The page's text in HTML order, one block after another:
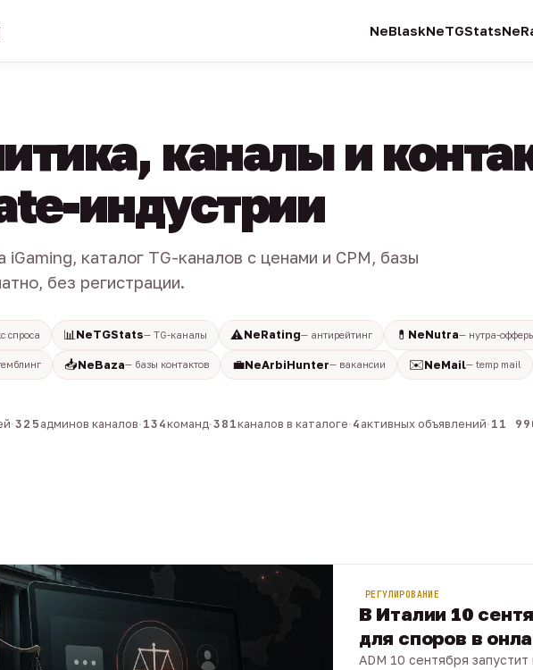
NeBlaskNeTGStats
каналы и
индустрии
iGaming, каталог TG-каналов с ценами и CPM, базы
без регистрации.
спроса 📊 NeTGStats— TG-каналы ⚠️NeRating— антирейтинг 💊 NeNutra— нутра-
📥NeBaza— базы контактов 💼NeArbiHunter— вакансии ✉️NeMail— temp mail
·325админов каналов·134команд·381каналов в каталоге·4активных объявлений·11 990
РЕГУЛИРОВАНИЕ
В Италии 10
для споров в
ADM 10 сентября